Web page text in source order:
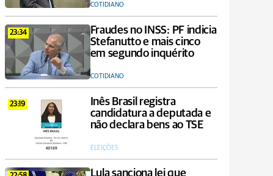
COTIDIANO
23:34
Fraudes no INSS: PF indicia
Stefanutto e mais cinco
em segundo inquérito
COTIDIANO
23:19
Inês Brasil registra
candidatura a deputada e
não declara bens ao TSE
ELEIÇÕES
Lula sanciona lei que